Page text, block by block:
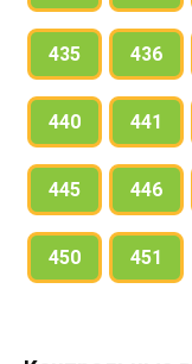
435 436
440 441
445 446
450 451